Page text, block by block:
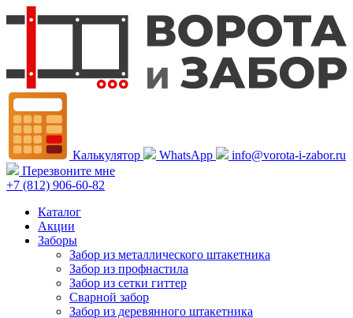
Калькулятор WhatsApp
info@vorota-i-zabor.ru
Перезвоните мне
+7 (812) 906-60-82
Каталог
Акции
Заборы
Забор из металлического штакетника
Забор из профнастила
Забор из сетки гиттер
Сварной забор
Забор из деревянного штакетника